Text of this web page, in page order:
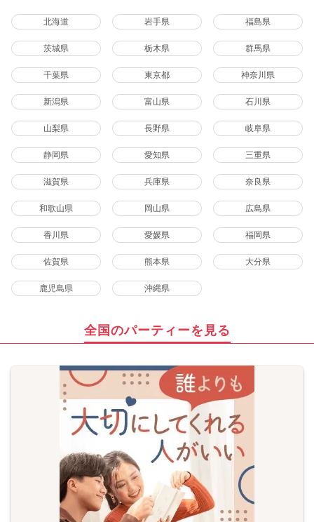
北海道 岩手県 福島県
茨城県 栃木県 群馬県
千葉県 東京都 神奈川県
新潟県 富山県 石川県
山梨県 長野県 岐阜県
静岡県 愛知県 三重県
滋賀県 兵庫県 奈良県
和歌山県 岡山県 広島県
香川県 愛媛県 福岡県
佐賀県 熊本県 大分県
鹿児島県 沖縄県
全国のパーティーを見る